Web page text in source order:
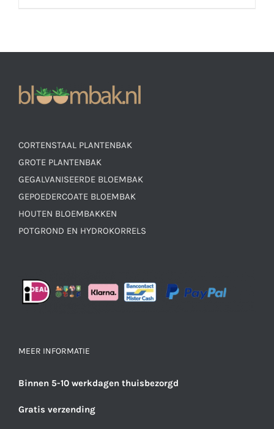
CORTENSTAAL PLANTENBAK
GROTE PLANTENBAK
GEGALVANISEERDE BLOEMBAK
GEPOEDERCOATE BLOEMBAK
HOUTEN BLOEMBAKKEN
POTGROND EN HYDROKORRELS
MEER INFORMATIE
Binnen 5-10 werkdagen thuisbezorgd
Gratis verzending